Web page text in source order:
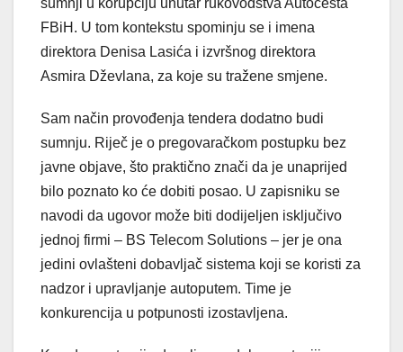
sumnji u korupciju unutar rukovodstva Autocesta
FBiH. U tom kontekstu spominju se i imena
direktora Denisa Lasića i izvršnog direktora
Asmira Dževlana, za koje su tražene smjene.
Sam način provođenja tendera dodatno budi
sumnju. Riječ je o pregovaračkom postupku bez
javne objave, što praktično znači da je unaprijed
bilo poznato ko će dobiti posao. U zapisniku se
navodi da ugovor može biti dodijeljen isključivo
jednoj firmi – BS Telecom Solutions – jer je ona
jedini ovlašteni dobavljač sistema koji se koristi za
nadzor i upravljanje autoputem. Time je
konkurencija u potpunosti izostavljena.